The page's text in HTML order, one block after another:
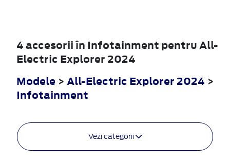
4 accesorii în Infotainment pentru All-
Electric Explorer 2024
Modele > All-Electric Explorer 2024 >
Infotainment
Vezi categorii